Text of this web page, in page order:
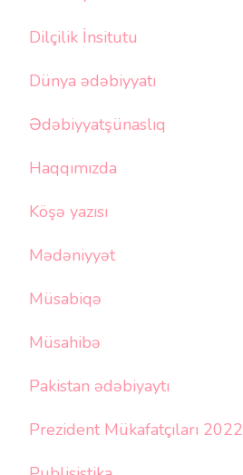
Dilçilik İnsitutu
Dünya ədəbiyyatı
Ədəbiyyatşünaslıq
Haqqımızda
Köşə yazısı
Mədəniyyət
Müsabiqə
Müsahibə
Pakistan ədəbiyaytı
Prezident Mükafatçıları 2022